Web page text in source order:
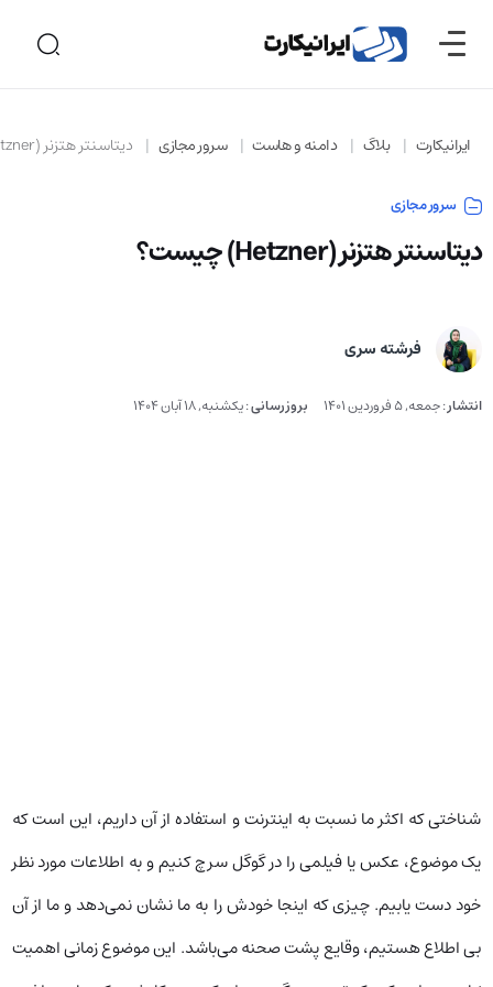
ایرانیکارت بلاگ دامنه و هاست سرور مجازی دیتاسنتر هتزنر (Hetzner) چیست؟
سرور مجازی
دیتاسنتر هتزنر (Hetzner) چیست؟
فرشته سری
انتشار:جمعه, 5 فروردین 1401 بروزرسانی:یکشنبه, 18 آبان 1404
شناختی که اکثر ما نسبت به اینترنت و استفاده از آن داریم، این است که
یک موضوع، عکس یا فیلمی را در گوگل سرچ کنیم و به اطلاعات مورد نظر
خود دست یابیم. چیزی که اینجا خودش را به ما نشان نمی‌دهد و ما از آن
بی اطلاع هستیم، وقایع پشت صحنه می‌باشد. این موضوع زمانی اهمیت